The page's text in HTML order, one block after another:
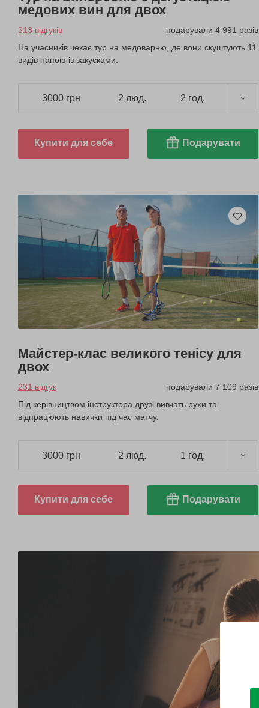
медових вин для двох
313 відгуків
подарували 4 991 разів
На учасників чекає тур на медоварню, де вони скуштують 11
видів напою із закусками.
3000 грн 2 люд. 2 год.
Купити для себе Подарувати
Майстер-клас великого тенісу для
двох
231 відгук
подарували 7 109 разів
Під керівництвом інструктора друзі вивчать рухи та
відпрацюють навички під час матчу.
3000 грн 2 люд. 1 год.
Купити для себе Подарувати